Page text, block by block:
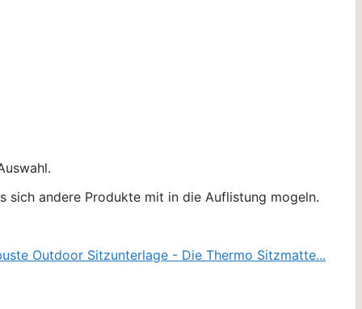
sich andere Produkte mit in die Auflistung mogeln.